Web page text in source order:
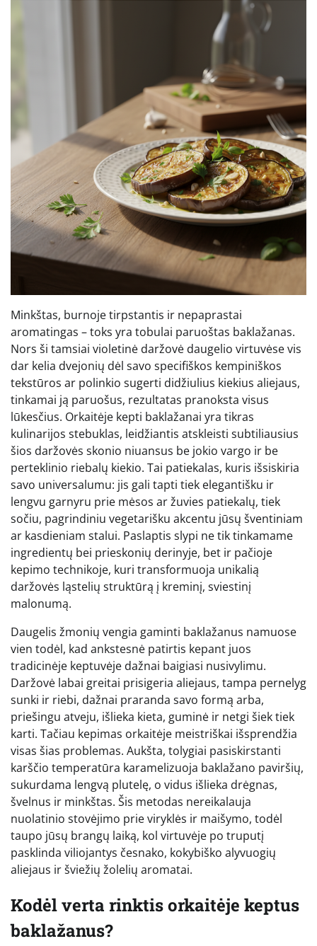
Minkštas, burnoje tirpstantis ir nepaprastai
aromatingas – toks yra tobulai paruoštas baklažanas.
Nors ši tamsiai violetinė daržovė daugelio virtuvėse vis
dar kelia dvejonių dėl savo specifiškos kempiniškos
tekstūros ar polinkio sugerti didžiulius kiekius aliejaus,
tinkamai ją paruošus, rezultatas pranoksta visus
lūkesčius. Orkaitėje kepti baklažanai yra tikras
kulinarijos stebuklas, leidžiantis atskleisti subtiliausius
šios daržovės skonio niuansus be jokio vargo ir be
perteklinio riebalų kiekio. Tai patiekalas, kuris išsiskiria
savo universalumu: jis gali tapti tiek elegantišku ir
lengvu garnyru prie mėsos ar žuvies patiekalų, tiek
sočiu, pagrindiniu vegetarišku akcentu jūsų šventiniam
ar kasdieniam stalui. Paslaptis slypi ne tik tinkamame
ingredientų bei prieskonių derinyje, bet ir pačioje
kepimo technikoje, kuri transformuoja unikalią
daržovės ląstelių struktūrą į kreminį, sviestinį
malonumą.
Daugelis žmonių vengia gaminti baklažanus namuose
vien todėl, kad ankstesnė patirtis kepant juos
tradicinėje keptuvėje dažnai baigiasi nusivylimu.
Daržovė labai greitai prisigeria aliejaus, tampa pernelyg
sunki ir riebi, dažnai praranda savo formą arba,
priešingu atveju, išlieka kieta, guminė ir netgi šiek tiek
karti. Tačiau kepimas orkaitėje meistriškai išsprendžia
visas šias problemas. Aukšta, tolygiai pasiskirstanti
karščio temperatūra karamelizuoja baklažano paviršių,
sukurdama lengvą plutelę, o vidus išlieka drėgnas,
švelnus ir minkštas. Šis metodas nereikalauja
nuolatinio stovėjimo prie viryklės ir maišymo, todėl
taupo jūsų brangų laiką, kol virtuvėje po truputį
pasklinda viliojantys česnako, kokybiško alyvuogių
aliejaus ir šviežių žolelių aromatai.
Kodėl verta rinktis orkaitėje keptus
baklažanus?